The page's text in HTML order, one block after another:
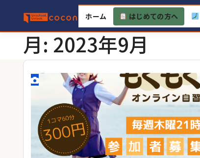
content
ホーム はじめての方へ
月: 2023年9月